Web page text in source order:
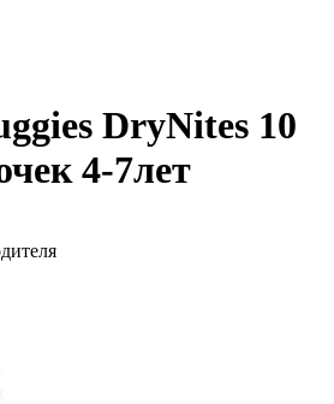
DryNites 10
4-7лет